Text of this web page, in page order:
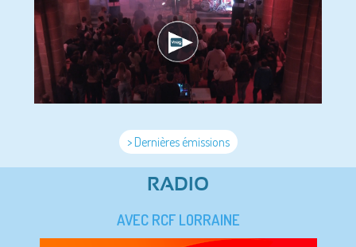
> Dernières émissions
RADIO
AVEC RCF LORRAINE